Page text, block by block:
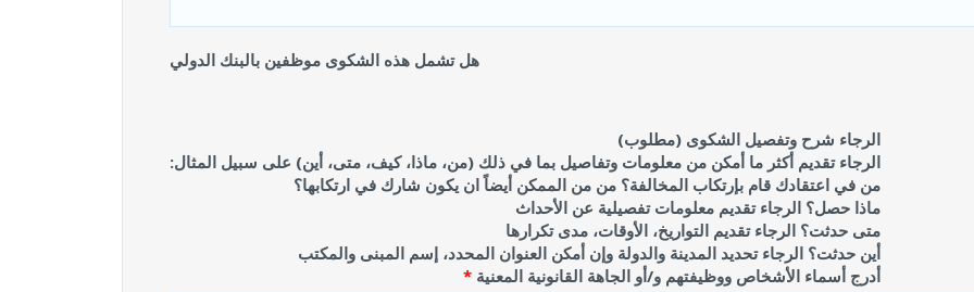
هل تشمل هذه الشكوى موظفين بالبنك الدولي
الرجاء شرح وتفصيل الشكوى (مطلوب)
الرجاء تقديم أكثر ما أمكن من معلومات وتفاصيل بما في ذلك (من، ماذا، كيف، متى، أين) على سبيل المثال:
من في اعتقادك قام بإرتكاب المخالفة؟ من من الممكن أيضاً ان يكون شارك في ارتكابها؟
ماذا حصل؟ الرجاء تقديم معلومات تفصيلية عن الأحداث
متى حدثت؟ الرجاء تقديم التواريخ، الأوقات، مدى تكرارها
أين حدثت؟ الرجاء تحديد المدينة والدولة وإن أمكن العنوان المحدد، إسم المبنى والمكتب
أدرج أسماء الأشخاص ووظيفتهم و/أو الجاهة القانونية المعنية